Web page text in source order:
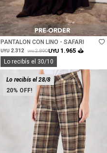
Talle
PANTALON CON LINO - SAFARI
UYU 2.312 UYU 2.890UYU 1.965
Lo recibís el 30/10
20
Lo recibís el 28/8